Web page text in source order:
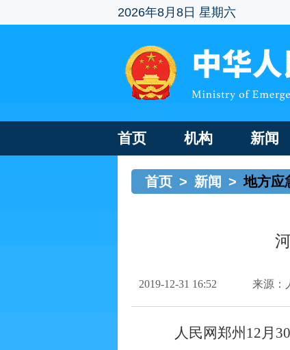
2026年8月8日 星期六
首页 机构 新闻
首页 > 新闻 > 地方应
2019-12-31 16:52 来源：
人民网郑州 12月 30